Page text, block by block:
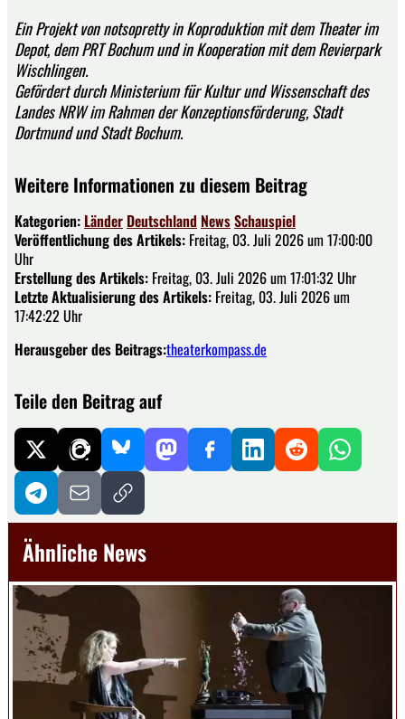
Ein Projekt von notsopretty in Koproduktion mit dem Theater im
Depot, dem PRT Bochum und in Kooperation mit dem Revierpark
Wischlingen.
Gefördert durch Ministerium für Kultur und Wissenschaft des
Landes NRW im Rahmen der Konzeptionsförderung, Stadt
Dortmund und Stadt Bochum.
Weitere Informationen zu diesem Beitrag
Kategorien: Länder Deutschland NewsSchauspiel
Veröffentlichung des Artikels: Freitag, 03. Juli 2026 um 17:00:00
Uhr
Erstellung des Artikels: Freitag, 03. Juli 2026 um 17:01:32 Uhr
Letzte Aktualisierung des Artikels: Freitag, 03. Juli 2026 um
17:42:22 Uhr
Herausgeber des Beitrags:theaterkompass.de
Teile den Beitrag auf
Ähnliche News